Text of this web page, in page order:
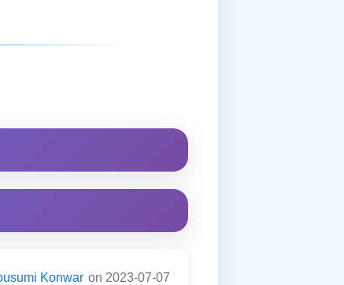
Konwar on 2023-07-07